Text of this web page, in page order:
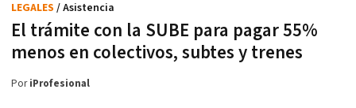
El trámite con la SUBE para pagar 55%
menos en colectivos, subtes y trenes
LEGALES / Asistencia
PoriProfesional